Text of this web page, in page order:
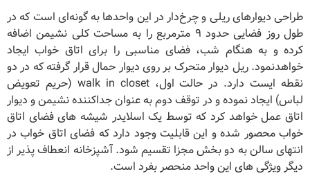
طراحی دیوارهای ریلی و چرخ‌دار در این واحدها به گونه‌ای است که در
طول روز فضایی حدود ۹ مترمربع را به مساحت کلی نشیمن اضافه
کرده و به هنگام شب، فضای مناسبی را برای اتاق خواب ایجاد
خواهدنمود. ریل دیوار متحرک بر روی دیوار حمال قرار گرفته که در دو
نقطه ایست دارد. در حالت اول، walk in closet (حریم تعویض
لباس) ایجاد نموده و در توقف دوم به عنوان جداکننده نشیمن و دیوار
اتاق عمل خواهد کرد که توسط یک اسلایدر شیشه ه­ای فضای اتاق
خواب محصور شده و این قابلیت وجود دارد که فضای اتاق خواب در
انتهای سالن به دو بخش مجزا تقسیم شود. آشپزخانه انعطاف ­پذیر از
دیگر ویژگی­ های این واحد منحصر بفرد است.